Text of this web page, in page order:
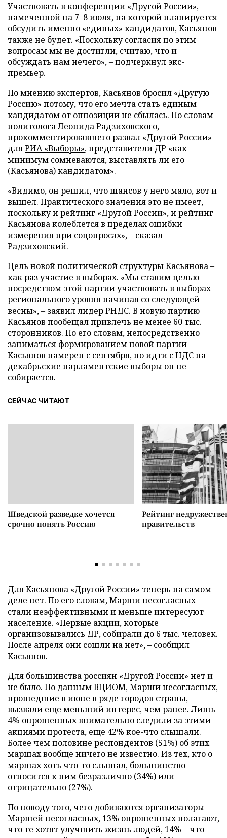
Участвовать в конференции «Другой России»,
намеченной на 7–8 июля, на которой планируется
обсудить именно «единых» кандидатов, Касьянов
также не будет. «Поскольку согласия по этим
вопросам мы не достигли, считаю, что и
обсуждать нам нечего», – подчеркнул экс-
премьер.
По мнению экспертов, Касьянов бросил «Другую
Россию» потому, что его мечта стать единым
кандидатом от оппозиции не сбылась. По словам
политолога Леонида Радзиховского,
прокомментировавшего развал «Другой России»
дляРИА «Выборы», представители ДР «как
минимум сомневаются, выставлять ли его
(Касьянова) кандидатом».
«Видимо, он решил, что шансов у него мало, вот и
вышел. Практического значения это не имеет,
поскольку и рейтинг «Другой России», и рейтинг
Касьянова колеблется в пределах ошибки
измерения при соцопросах», – сказал
Радзиховский.
Цель новой политической структуры Касьянова –
как раз участие в выборах. «Мы ставим целью
посредством этой партии участвовать в выборах
регионального уровня начиная со следующей
весны», – заявил лидер РНДС. В новую партию
Касьянов пообещал привлечь не менее 60 тыс.
сторонников. По его словам, непосредственно
заниматься формированием новой партии
Касьянов намерен с сентября, но идти с НДС на
декабрьские парламентские выборы он не
собирается.
СЕЙЧАС ЧИТАЮТ
Шведской разведке хочется
срочно понять Россию
Рейтинг
правительств
Для Касьянова «Другой России» теперь на самом
деле нет. По его словам, Марши несогласных
стали неэффективными и меньше интересуют
население. «Первые акции, которые
организовывались ДР, собирали до 6 тыс. человек.
После апреля они сошли на нет», – сообщил
Касьянов.
Для большинства россиян «Другой России» нет и
не было. По данным ВЦИОМ, Марши несогласных,
прошедшие в июне в ряде городов страны,
вызвали еще меньший интерес, чем ранее. Лишь
4% опрошенных внимательно следили за этими
акциями протеста, еще 42% кое-что слышали.
Более чем половине респондентов (51%) об этих
маршах вообще ничего не известно. Из тех, кто о
маршах хоть что-то слышал, большинство
относится к ним безразлично (34%) или
отрицательно (27%).
По поводу того, чего добиваются организаторы
Маршей несогласных, 13% опрошенных полагают,
что те хотят улучшить жизнь людей, 14% – что